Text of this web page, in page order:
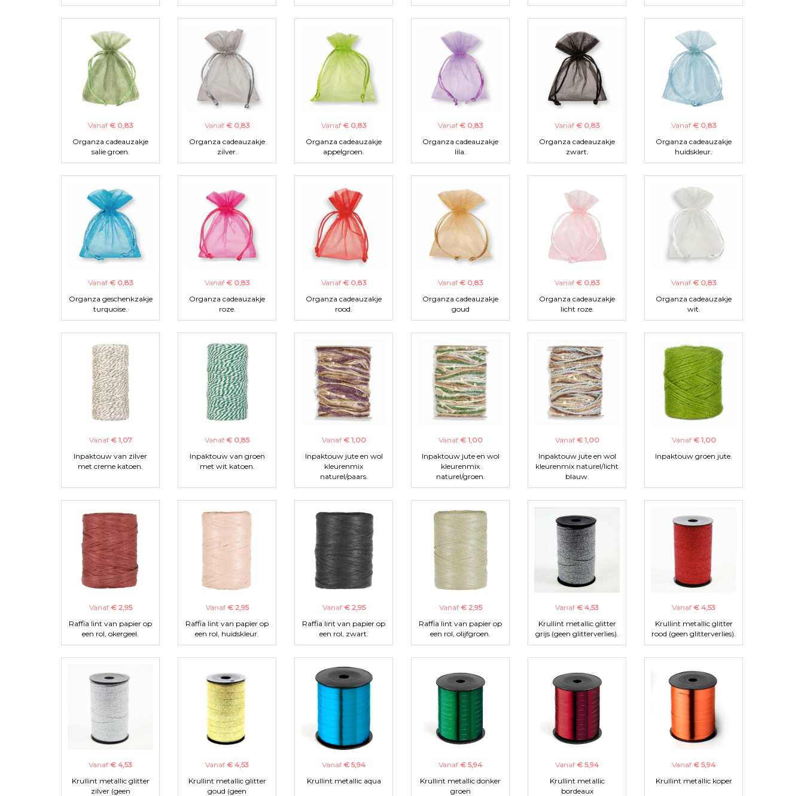
Vanaf € 0,83
Organza cadeauzakje
salie groen.
Vanaf € 0,83
Organza cadeauzakje
zilver.
Vanaf € 0,83
Organza cadeauzakje
appelgroen.
Vanaf € 0,83
Organza cadeauzakje
lila.
Vanaf € 0,83
Organza cadeauzakje
zwart.
Vanaf € 0,83
Organza cadeauzakje
huidskleur.
Vanaf € 0,83
Organza geschenkzakje
turquoise.
Vanaf € 0,83
Organza cadeauzakje
roze.
Vanaf € 0,83
Organza cadeauzakje
rood.
Vanaf € 0,83
Organza cadeauzakje
goud
Vanaf € 0,83
Organza cadeauzakje
licht roze.
Vanaf € 0,83
Organza cadeauzakje
wit.
Vanaf € 1,07
Inpaktouw van zilver
met creme katoen.
Vanaf € 0,85
Inpaktouw van groen
met wit katoen.
Vanaf € 1,00
Inpaktouw jute en wol
kleurenmix
naturel/paars.
Vanaf € 1,00
Inpaktouw jute en wol
kleurenmix
naturel/groen.
Vanaf € 1,00
Inpaktouw jute en wol
kleurenmix naturel/licht
blauw.
Vanaf € 1,00
Inpaktouw groen jute.
Vanaf € 2,95
Raffia lint van papier op
een rol, okergeel.
Vanaf € 2,95
Raffia lint van papier op
een rol, huidskleur.
Vanaf € 2,95
Raffia lint van papier op
een rol, zwart.
Vanaf € 2,95
Raffia lint van papier op
een rol, olijfgroen.
Vanaf € 4,53
Krullint metallic glitter
grijs (geen glitterverlies).
Vanaf € 4,53
Krullint metallic glitter
rood (geen glitterverlies).
Vanaf € 4,53
Krullint metallic glitter
zilver (geen
Vanaf € 4,53
Krullint metallic glitter
goud (geen
Vanaf € 5,94
Krullint metallic aqua
Vanaf € 5,94
Krullint metallic donker
groen
Vanaf € 5,94
Krullint metallic
bordeaux
Vanaf € 5,94
Krullint metallic koper